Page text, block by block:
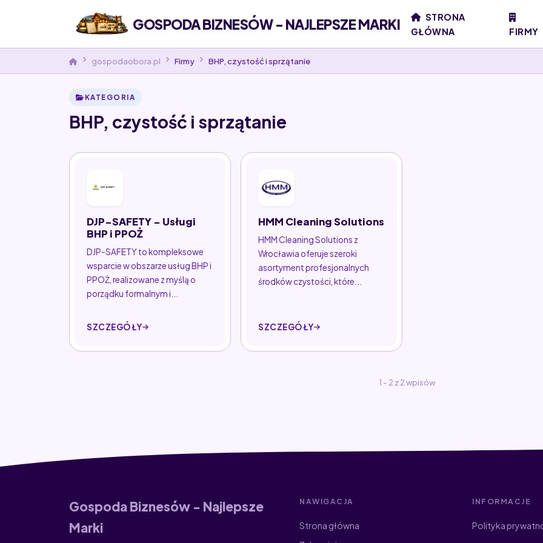
GOSPODA BIZNESÓW - NAJLEPSZE MARKI
STRONA
GŁÓWNA
FIRMY
gospodaobora.pl Firmy BHP, czystość i sprzątanie
KATEGORIA
BHP, czystość i sprzątanie
DJP-SAFETY - Usługi
BHP i PPOŻ
DJP-SAFETY to kompleksowe
wsparcie w obszarze usług BHP i
PPOŻ, realizowane z myślą o
porządku formalnym i...
SZCZEGÓŁY
HMM Cleaning Solutions
HMM Cleaning Solutions z
Wrocławia oferuje szeroki
asortyment profesjonalnych
środków czystości, które...
SZCZEGÓŁY
1 - 2 z 2 wpisów
Gospoda Biznesów - Najlepsze
Marki
NAWIGACJA
Strona główna
INFORMACJE
Polityka